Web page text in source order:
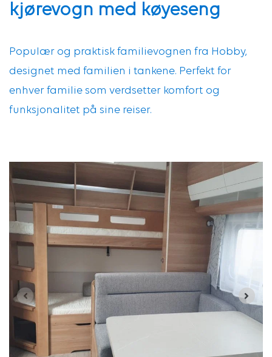
kjørevogn med køyeseng
Populær og praktisk familievognen fra Hobby,
designet med familien i tankene. Perfekt for
enhver familie som verdsetter komfort og
funksjonalitet på sine reiser.